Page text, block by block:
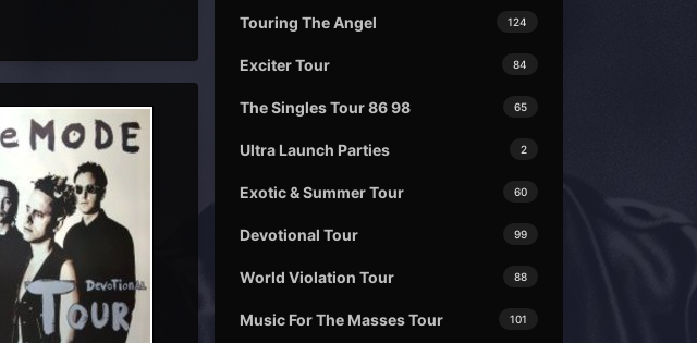
124
Touring The Angel
84
Exciter Tour
65
The Singles Tour 86 98
2
Ultra Launch Parties
60
Exotic & Summer Tour
99
Devotional Tour
88
World Violation Tour
101
Music For The Masses Tour